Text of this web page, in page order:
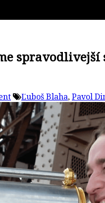
Ľuboš Blaha,Pavol